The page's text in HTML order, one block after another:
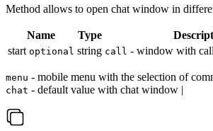
Method allows to open chat window in
Name Type
start optional string call - window with
menu - mobile menu with the selection of
chat - default value with chat window |